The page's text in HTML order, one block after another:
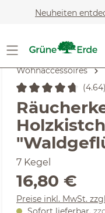
Zum Hauptinhalt
Neuheiten
Wohnaccessoires
Durchschnittliche
7 Kegel
Regulärer Preis:
16,80 €
Preise inkl. MwSt.